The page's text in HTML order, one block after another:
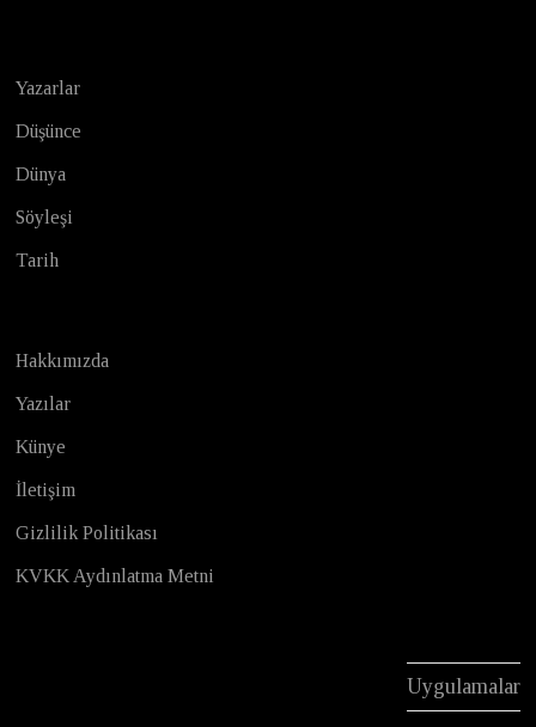
Yazarlar
Düşünce
Dünya
Söyleşi
Tarih
Hakkımızda
Yazılar
Künye
İletişim
Gizlilik Politikası
KVKK Aydınlatma Metni
Uygulamalar